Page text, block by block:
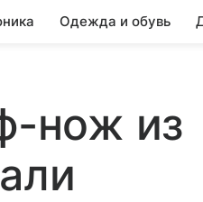
Одежда и обувь
нож из